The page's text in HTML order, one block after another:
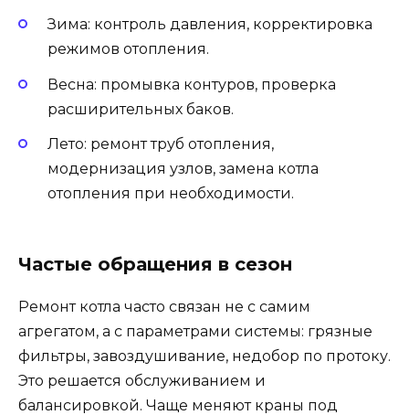
Зима: контроль давления, корректировка
режимов отопления.
Весна: промывка контуров, проверка
расширительных баков.
Лето: ремонт труб отопления,
модернизация узлов, замена котла
отопления при необходимости.
Частые обращения в сезон
Ремонт котла часто связан не с самим
агрегатом, а с параметрами системы: грязные
фильтры, завоздушивание, недобор по протоку.
Это решается обслуживанием и
балансировкой. Чаще меняют краны под